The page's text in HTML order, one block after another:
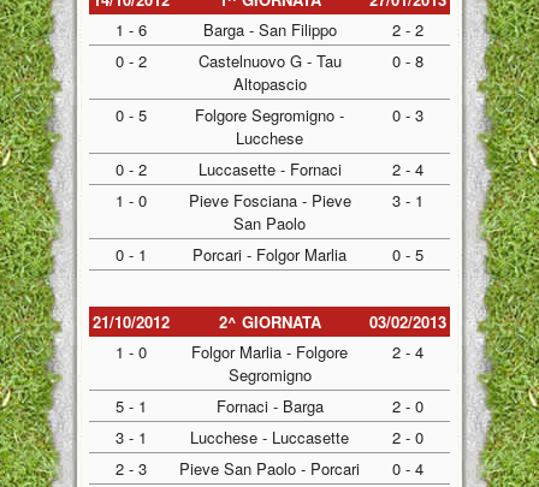
1 - 6
Barga - San Filippo
2 - 2
0 - 2
Castelnuovo G - Tau
Altopascio
0 - 8
0 - 5
Folgore Segromigno -
Lucchese
0 - 3
0 - 2 Luccasette - Fornaci
2 - 4
1 - 0
Pieve Fosciana - Pieve
San Paolo
3 - 1
0 - 1 Porcari - Folgor Marlia 0 - 5
21/10/2012 2^ GIORNATA
03/02/2013
1 - 0
Folgor Marlia - Folgore
Segromigno
2 - 4
5 - 1 Fornaci - Barga
2 - 0
3 - 1
Lucchese - Luccasette
2 - 0
2 - 3
Pieve San Paolo - Porcari
0 - 4